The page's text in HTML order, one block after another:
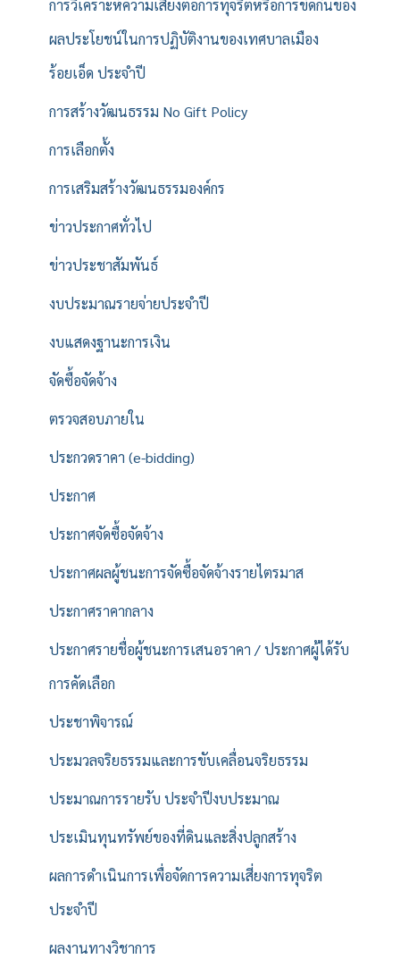
การวิเคราะห์ความเสี่ยงต่อการทุจริตหรือการขัดกันของ
ผลประโยชน์ในการปฏิบัติงานของเทศบาลเมือง
ร้อยเอ็ด ประจำปี
การสร้างวัฒนธรรม No Gift Policy
การเลือกตั้ง
การเสริมสร้างวัฒนธรรมองค์กร
ข่าวประกาศทั่วไป
ข่าวประชาสัมพันธ์
งบประมาณรายจ่ายประจำปี
งบแสดงฐานะการเงิน
จัดซื้อจัดจ้าง
ตรวจสอบภายใน
ประกวดราคา (e-bidding)
ประกาศ
ประกาศจัดซื้อจัดจ้าง
ประกาศผลผู้ชนะการจัดซื้อจัดจ้างรายไตรมาส
ประกาศราคากลาง
ประกาศรายชื่อผู้ชนะการเสนอราคา / ประกาศผู้ได้รับ
การคัดเลือก
ประชาพิจารณ์
ประมวลจริยธรรมและการขับเคลื่อนจริยธรรม
ประมาณการรายรับ ประจำปีงบประมาณ
ประเมินทุนทรัพย์ของที่ดินและสิ่งปลูกสร้าง
ผลการดำเนินการเพื่อจัดการความเสี่ยงการทุจริต
ประจำปี
ผลงานทางวิชาการ